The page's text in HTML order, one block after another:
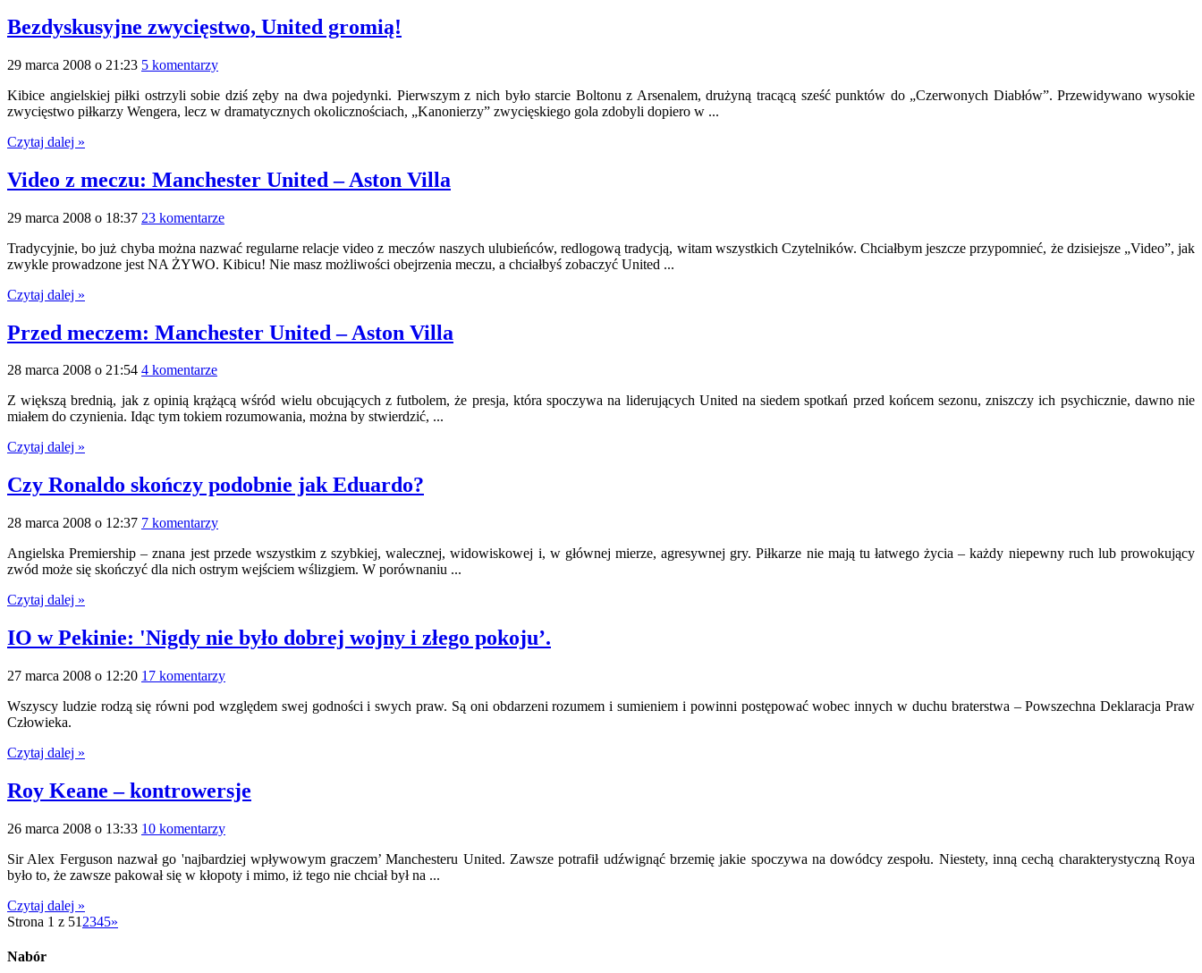
Bezdyskusyjne zwycięstwo, United gromią!
29 marca 2008 o 21:23 5 komentarzy
Kibice angielskiej piłki ostrzyli sobie dziś zęby na dwa pojedynki. Pierwszym z nich było starcie Boltonu z Arsenalem, drużyną tracącą sześć punktów do „Czerwonych Diabłów”. Przewidywano wysokie
zwycięstwo piłkarzy Wengera, lecz w dramatycznych okolicznościach, „Kanonierzy” zwycięskiego gola zdobyli dopiero w ...
Czytaj dalej »
Video z meczu: Manchester United – Aston Villa
29 marca 2008 o 18:37 23 komentarze
Tradycyjnie, bo już chyba można nazwać regularne relacje video z meczów naszych ulubieńców, redlogową tradycją, witam wszystkich Czytelników. Chciałbym jeszcze przypomnieć, że dzisiejsze „Video”, jak
zwykle prowadzone jest NA ŻYWO. Kibicu! Nie masz możliwości obejrzenia meczu, a chciałbyś zobaczyć United ...
Czytaj dalej »
Przed meczem: Manchester United – Aston Villa
28 marca 2008 o 21:54 4 komentarze
Z większą brednią, jak z opinią krążącą wśród wielu obcujących z futbolem, że presja, która spoczywa na liderujących United na siedem spotkań przed końcem sezonu, zniszczy ich psychicznie, dawno nie
miałem do czynienia. Idąc tym tokiem rozumowania, można by stwierdzić, ...
Czytaj dalej »
Czy Ronaldo skończy podobnie jak Eduardo?
28 marca 2008 o 12:37 7 komentarzy
Angielska Premiership – znana jest przede wszystkim z szybkiej, walecznej, widowiskowej i, w głównej mierze, agresywnej gry. Piłkarze nie mają tu łatwego życia – każdy niepewny ruch lub prowokujący
zwód może się skończyć dla nich ostrym wejściem wślizgiem. W porównaniu ...
Czytaj dalej »
IO w Pekinie: 'Nigdy nie było dobrej wojny i złego pokoju’.
27 marca 2008 o 12:20 17 komentarzy
Wszyscy ludzie rodzą się równi pod względem swej godności i swych praw. Są oni obdarzeni rozumem i sumieniem i powinni postępować wobec innych w duchu braterstwa – Powszechna Deklaracja Praw
Człowieka.
Czytaj dalej »
Roy Keane – kontrowersje
26 marca 2008 o 13:33 10 komentarzy
Sir Alex Ferguson nazwał go 'najbardziej wpływowym graczem’ Manchesteru United. Zawsze potrafił udźwignąć brzemię jakie spoczywa na dowódcy zespołu. Niestety, inną cechą charakterystyczną Roya
było to, że zawsze pakował się w kłopoty i mimo, iż tego nie chciał był na ...
Czytaj dalej »
Strona 1 z 51 2345»
Nabór